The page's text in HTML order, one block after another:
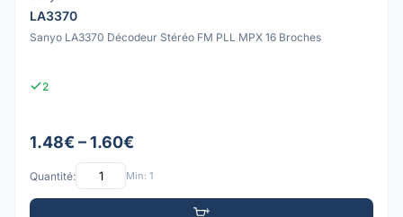
LA3370
Sanyo LA3370 Décodeur Stéréo FM PLL MPX 16 Broches
2
1.48€ – 1.60€
Quantité: Min: 1